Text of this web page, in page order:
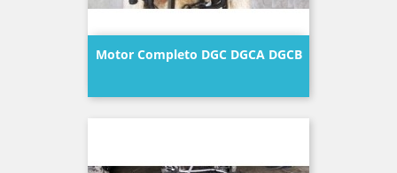
Motor Completo DGC DGCA DGCB